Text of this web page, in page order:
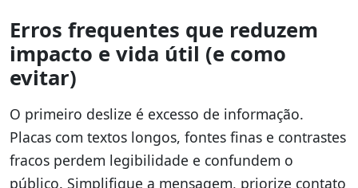
Erros frequentes que reduzem
impacto e vida útil (e como
evitar)
O primeiro deslize é excesso de informação.
Placas com textos longos, fontes finas e contrastes
fracos perdem legibilidade e confundem o
público. Simplifique a mensagem, priorize contato